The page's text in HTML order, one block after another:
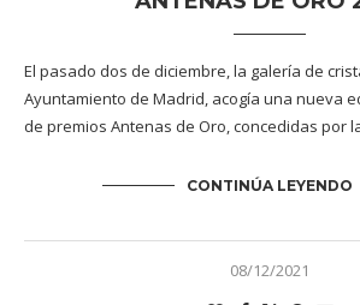
El pasado dos de diciembre, la galería de
Ayuntamiento de Madrid, acogía una nueva
de premios Antenas de Oro, concedidas por
CONTINÚA LEYENDO
08/12/2021